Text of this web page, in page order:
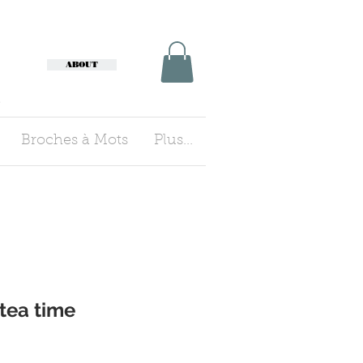
Broches à Mots Plus...
ABOUT
time